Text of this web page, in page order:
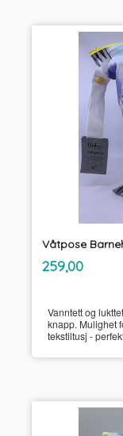
Pris
259,00mva.
Vanntett og
knapp. Mulighet
tekstiltusj -